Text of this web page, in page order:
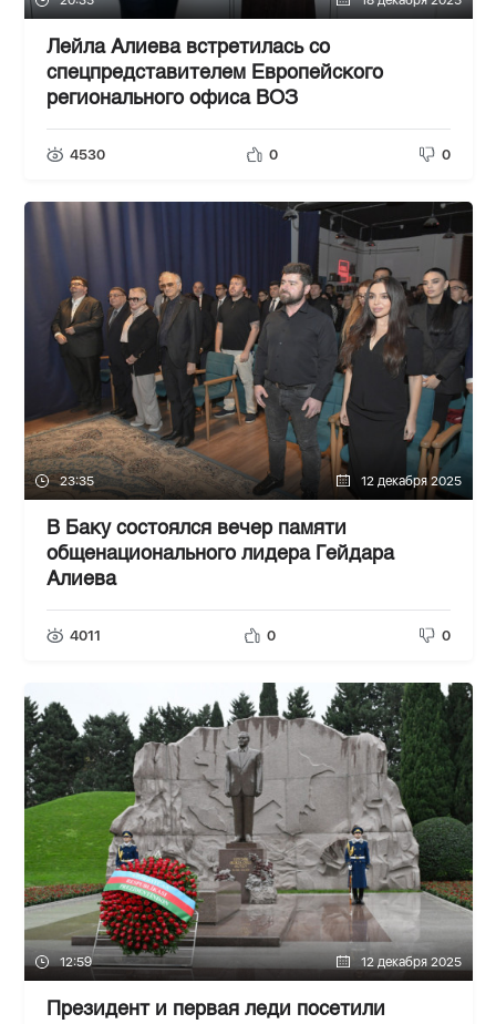
Лейла Алиева встретилась со
спецпредставителем Европейского
регионального офиса ВОЗ
4530 0 0
23:35 12 декабря 2025
В Баку состоялся вечер памяти
общенационального лидера Гейдара
Алиева
4011 0 0
12:59 12 декабря 2025
Президент и первая леди посетили